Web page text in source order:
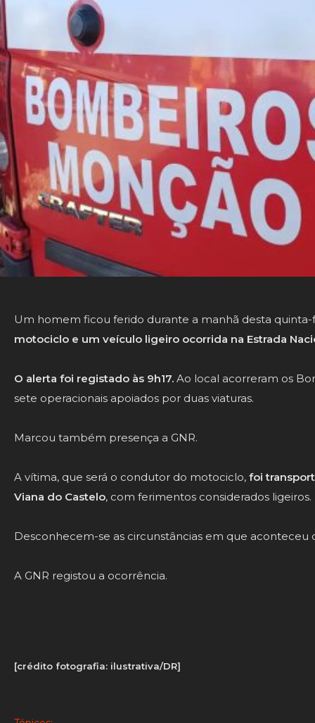
Um homem ficou ferido durante a manhã desta
motociclo e um veículo ligeiro ocorrida na Estrada
O alerta foi registado às 9h17. Ao local acorreram os
sete operacionais apoiados por duas viaturas.
Marcou também presença a GNR.
A vítima, que será o condutor do motociclo, foi
Viana do Castelo, com ferimentos considerados ligeiros.
Desconhecem-se as circunstâncias em que aconteceu
A GNR registou a ocorrência.
[crédito fotografia: ilustrativa/DR]